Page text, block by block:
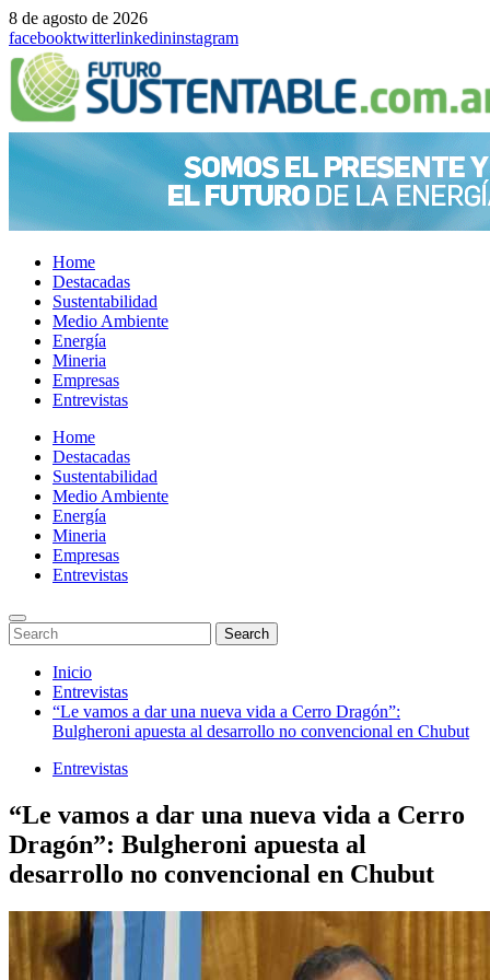
8 de agosto de 2026
facebooktwitterlinkedininstagram
Home
Destacadas
Sustentabilidad
Medio Ambiente
Energía
Mineria
Empresas
Entrevistas
Menu
Home
Destacadas
Sustentabilidad
Medio Ambiente
Energía
Mineria
Empresas
Entrevistas
Enter
Keyword
Search
for:
Search
Search
Saltar
contenido
Inicio
Entrevistas
“Le vamos a dar una nueva vida a Cerro Dragón”:
Bulgheroni apuesta al desarrollo no convencional en Chubut
Entrevistas
“Le vamos a dar una nueva vida a Cerro
Dragón”: Bulgheroni apuesta al
desarrollo no convencional en Chubut